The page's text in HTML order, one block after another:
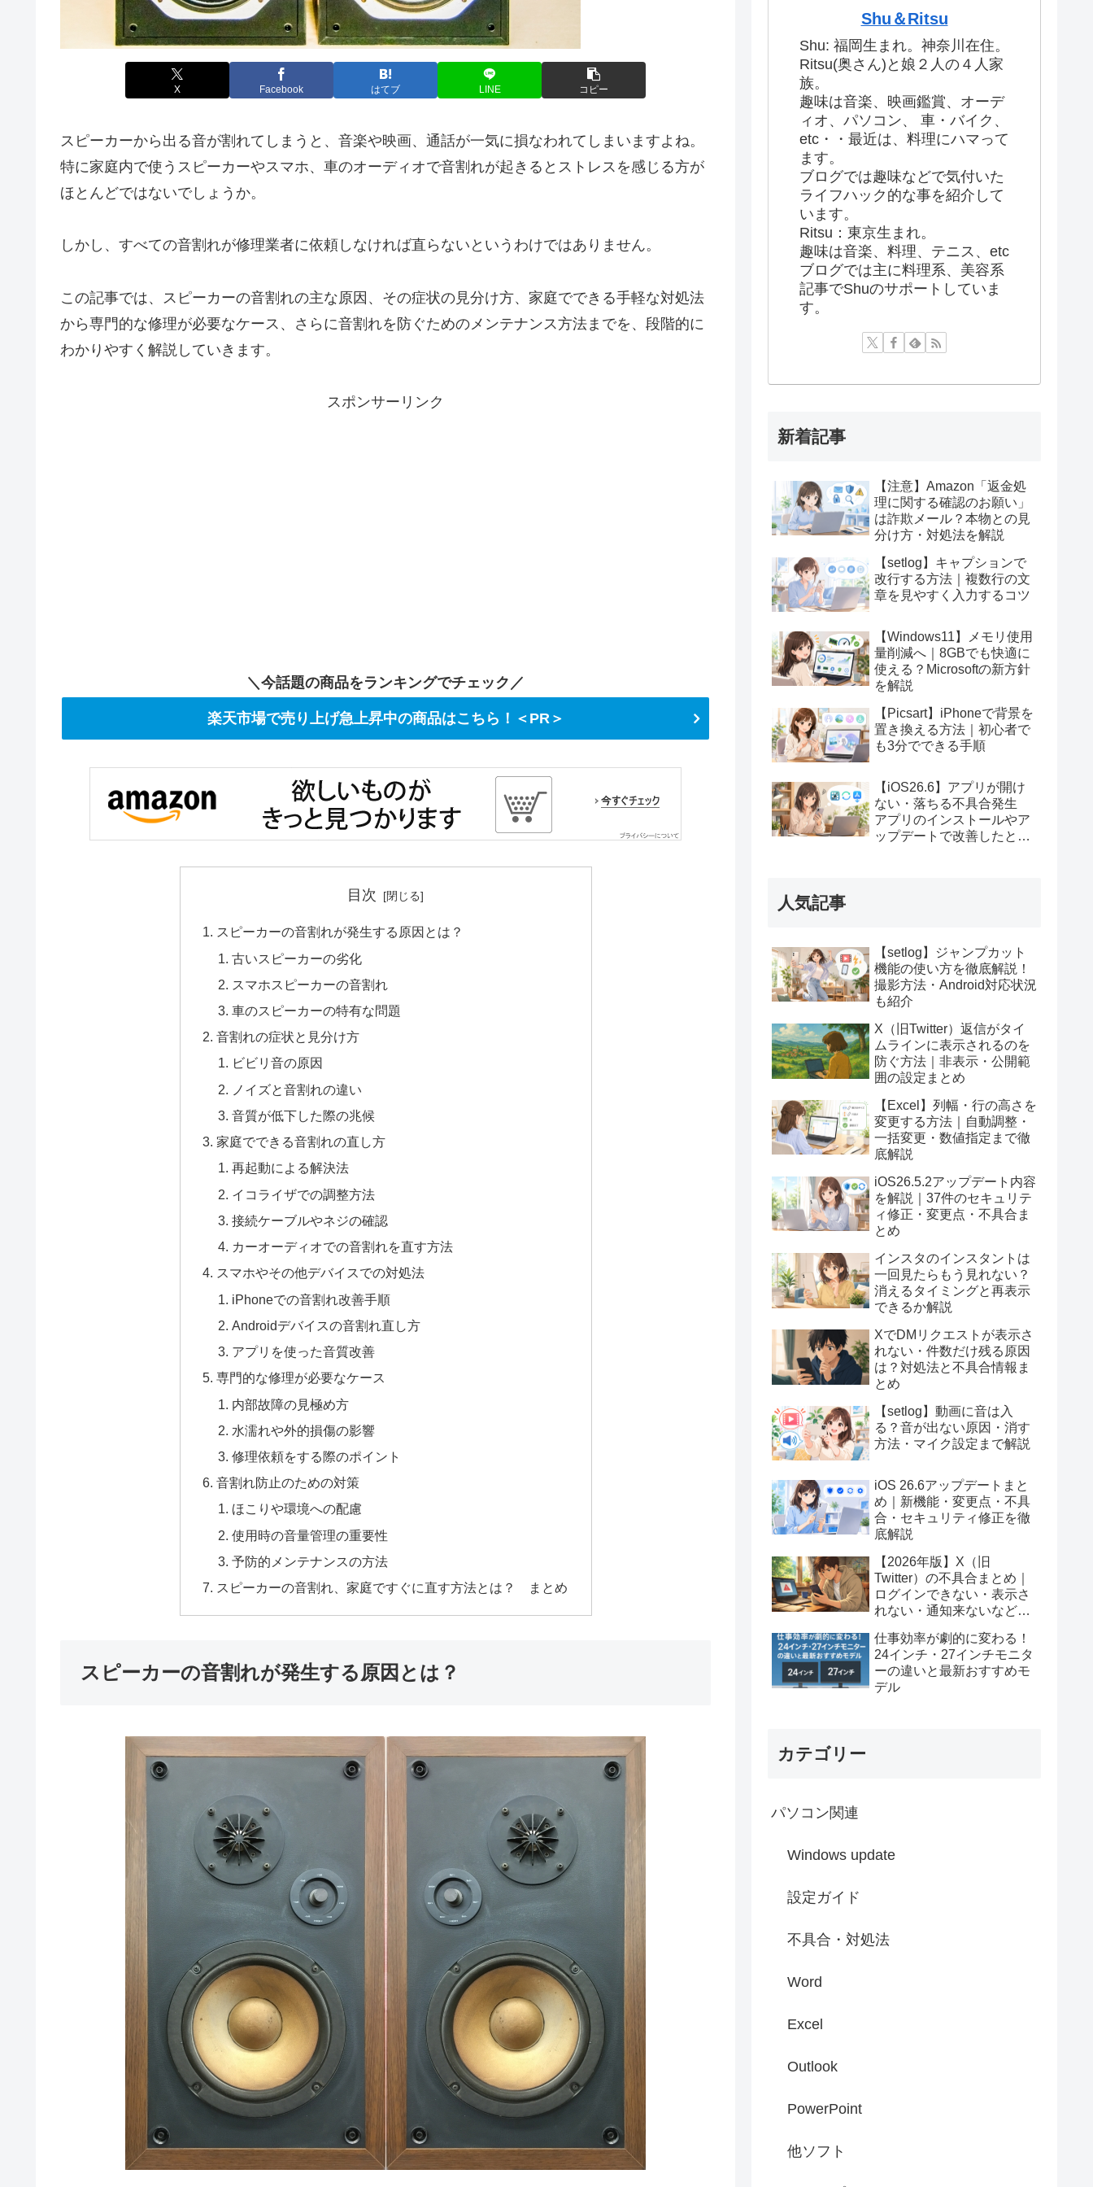
X Facebook はてブ LINE コピー
スピーカーから出る音が割れてしまうと、音楽や映画、通話が一気に損なわれてしまいますよね。
特に家庭内で使うスピーカーやスマホ、車のオーディオで音割れが起きるとストレスを感じる方が
ほとんどではないでしょうか。
しかし、すべての音割れが修理業者に依頼しなければ直らないというわけではありません。
この記事では、スピーカーの音割れの主な原因、その症状の見分け方、家庭でできる手軽な対処法
から専門的な修理が必要なケース、さらに音割れを防ぐためのメンテナンス方法までを、段階的に
わかりやすく解説していきます。
スポンサーリンク
＼今話題の商品をランキングでチェック／
楽天市場で売り上げ急上昇中の商品はこちら！＜PR＞
目次
スピーカーの音割れが発生する原因とは？
古いスピーカーの劣化
スマホスピーカーの音割れ
車のスピーカーの特有な問題
音割れの症状と見分け方
ビビリ音の原因
ノイズと音割れの違い
音質が低下した際の兆候
家庭でできる音割れの直し方
再起動による解決法
イコライザでの調整方法
接続ケーブルやネジの確認
カーオーディオでの音割れを直す方法
スマホやその他デバイスでの対処法
iPhoneでの音割れ改善手順
Androidデバイスの音割れ直し方
アプリを使った音質改善
専門的な修理が必要なケース
内部故障の見極め方
水濡れや外的損傷の影響
修理依頼をする際のポイント
音割れ防止のための対策
ほこりや環境への配慮
使用時の音量管理の重要性
予防的メンテナンスの方法
スピーカーの音割れ、家庭ですぐに直す方法とは？ まとめ
スピーカーの音割れが発生する原因とは？
Shu＆Ritsu
Shu: 福岡生まれ。神奈川在住。
Ritsu(奥さん)と娘２人の４人家
族。
趣味は音楽、映画鑑賞、オーデ
ィオ、パソコン、 車・バイク、
etc・・最近は、料理にハマって
ます。
ブログでは趣味などで気付いた
ライフハック的な事を紹介して
います。
Ritsu：東京生まれ。
趣味は音楽、料理、テニス、etc
ブログでは主に料理系、美容系
記事でShuのサポートしていま
す。
新着記事
【注意】Amazon「返金処
理に関する確認のお願い」
は詐欺メール？本物との見
分け方・対処法を解説
【setlog】キャプションで
改行する方法｜複数行の文
章を見やすく入力するコツ
【Windows11】メモリ使用
量削減へ｜8GBでも快適に
使える？Microsoftの新方針
を解説
【Picsart】iPhoneで背景を
置き換える方法｜初心者で
も3分でできる手順
【iOS26.6】アプリが開け
ない・落ちる不具合発生
アプリのインストールやア
ップデートで改善したとの
人気記事
【setlog】ジャンプカット
機能の使い方を徹底解説！
撮影方法・Android対応状況
も紹介
X（旧Twitter）返信がタイ
ムラインに表示されるのを
防ぐ方法｜非表示・公開範
囲の設定まとめ
【Excel】列幅・行の高さを
変更する方法｜自動調整・
一括変更・数値指定まで徹
底解説
iOS26.5.2アップデート内容
を解説｜37件のセキュリテ
ィ修正・変更点・不具合ま
とめ
インスタのインスタントは
一回見たらもう見れない？
消えるタイミングと再表示
できるか解説
XでDMリクエストが表示さ
れない・件数だけ残る原因
は？対処法と不具合情報ま
とめ
【setlog】動画に音は入
る？音が出ない原因・消す
方法・マイク設定まで解説
iOS 26.6アップデートまと
め｜新機能・変更点・不具
合・セキュリティ修正を徹
底解説
【2026年版】X（旧
Twitter）の不具合まとめ｜
ログインできない・表示さ
れない・通知来ないなど対
仕事効率が劇的に変わる！
24インチ・27インチモニタ
ーの違いと最新おすすめモ
デル
カテゴリー
パソコン関連
Windows update
設定ガイド
不具合・対処法
Word
Excel
Outlook
PowerPoint
他ソフト